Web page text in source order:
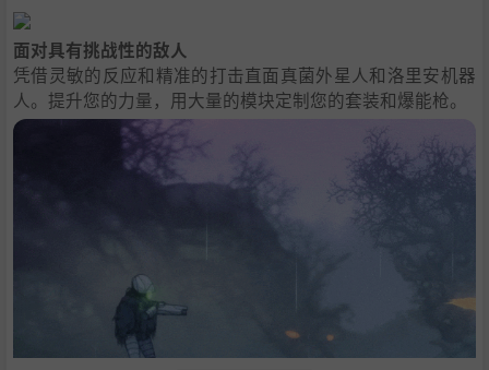
面对具有挑战性的敌人
凭借灵敏的反应和精准的打击直面真菌外星人和洛里安机器
人。提升您的力量，用大量的模块定制您的套装和爆能枪。